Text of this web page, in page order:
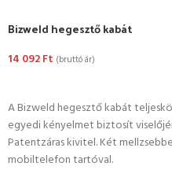
Bizweld hegesztő kabát
14 092Ft (bruttó ár)
A Bizweld hegesztő kabát
egyedi kényelmet biztosít
Patentzáras kivitel. Két
mobiltelefon tartóval.